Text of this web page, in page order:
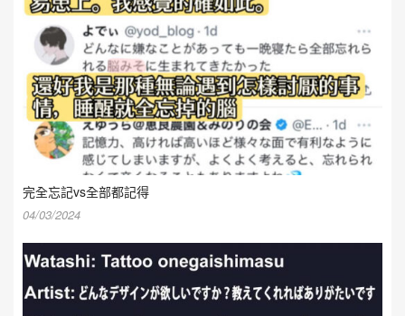
完全忘記vs全部都記得
04/03/2024